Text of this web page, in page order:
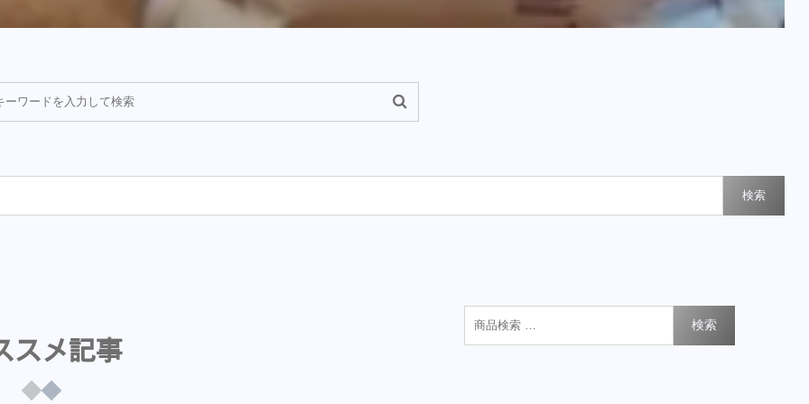
検索
スメ記事
検索